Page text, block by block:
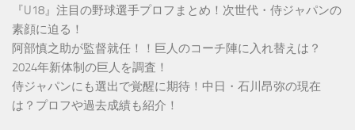
『U18』注目の野球選手プロフまとめ！次世代・侍ジャパンの
素顔に迫る！
阿部慎之助が監督就任！！巨人のコーチ陣に入れ替えは？
2024年新体制の巨人を調査！
侍ジャパンにも選出で覚醒に期待！中日・石川昂弥の現在
は？プロフや過去成績も紹介！